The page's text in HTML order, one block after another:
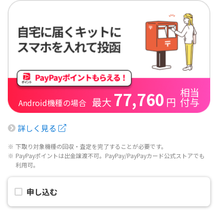
Android機種の場合 最大 77,760 円
相当
付与
詳しく見る
※ 下取り対象機種の回収・査定を完了することが必要です。
※ PayPayポイントは出金譲渡不可。PayPay/PayPayカード公式ストアでも
利用可。
申し込む